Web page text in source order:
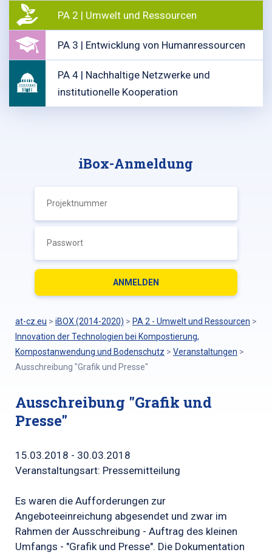
PA 2 | Umwelt und Ressourcen
PA 3 | Entwicklung von Humanressourcen
PA 4 | Nachhaltige Netzwerke und
institutionelle Kooperation
iBox-Anmeldung
at-cz.eu > iBOX (2014-2020) > PA 2 - Umwelt und Ressourcen >
Innovation der Technologien bei Kompostierung,
Kompostanwendung und Bodenschutz > Veranstaltungen >
Ausschreibung "Grafik und Presse"
Ausschreibung "Grafik und
Presse"
15.03.2018 - 30.03.2018
Veranstaltungsart: Pressemitteilung
Es waren die Aufforderungen zur
Angeboteeinreichung abgesendet und zwar im
Rahmen der Ausschreibung - Auftrag des kleinen
Umfangs - "Grafik und Presse". Die Dokumentation